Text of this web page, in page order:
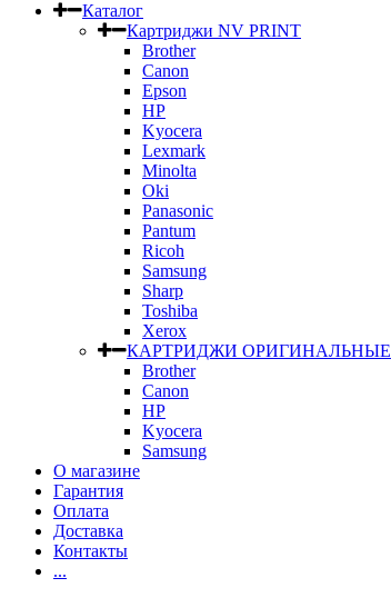
Каталог
Картриджи NV PRINT
Brother
Canon
Epson
HP
Kyocera
Lexmark
Minolta
Oki
Panasonic
Pantum
Ricoh
Samsung
Sharp
Toshiba
Xerox
КАРТРИДЖИ ОРИГИНАЛЬНЫЕ
Brother
Canon
HP
Kyocera
Samsung
О магазине
Гарантия
Оплата
Доставка
Контакты
...